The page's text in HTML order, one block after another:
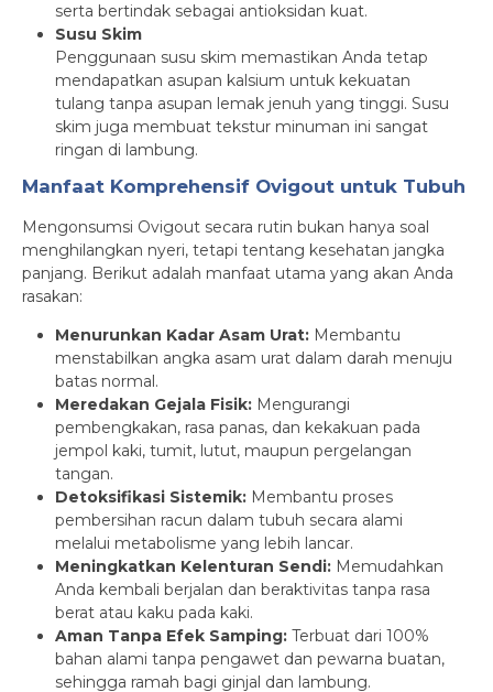
serta bertindak sebagai antioksidan kuat.
Susu Skim
Penggunaan susu skim memastikan Anda tetap
mendapatkan asupan kalsium untuk kekuatan
tulang tanpa asupan lemak jenuh yang tinggi. Susu
skim juga membuat tekstur minuman ini sangat
ringan di lambung.
Manfaat Komprehensif Ovigout untuk Tubuh
Mengonsumsi Ovigout secara rutin bukan hanya soal
menghilangkan nyeri, tetapi tentang kesehatan jangka
panjang. Berikut adalah manfaat utama yang akan Anda
rasakan:
Menurunkan Kadar Asam Urat: Membantu
menstabilkan angka asam urat dalam darah menuju
batas normal.
Meredakan Gejala Fisik: Mengurangi
pembengkakan, rasa panas, dan kekakuan pada
jempol kaki, tumit, lutut, maupun pergelangan
tangan.
Detoksifikasi Sistemik: Membantu proses
pembersihan racun dalam tubuh secara alami
melalui metabolisme yang lebih lancar.
Meningkatkan Kelenturan Sendi: Memudahkan
Anda kembali berjalan dan beraktivitas tanpa rasa
berat atau kaku pada kaki.
Aman Tanpa Efek Samping: Terbuat dari 100%
bahan alami tanpa pengawet dan pewarna buatan,
sehingga ramah bagi ginjal dan lambung.